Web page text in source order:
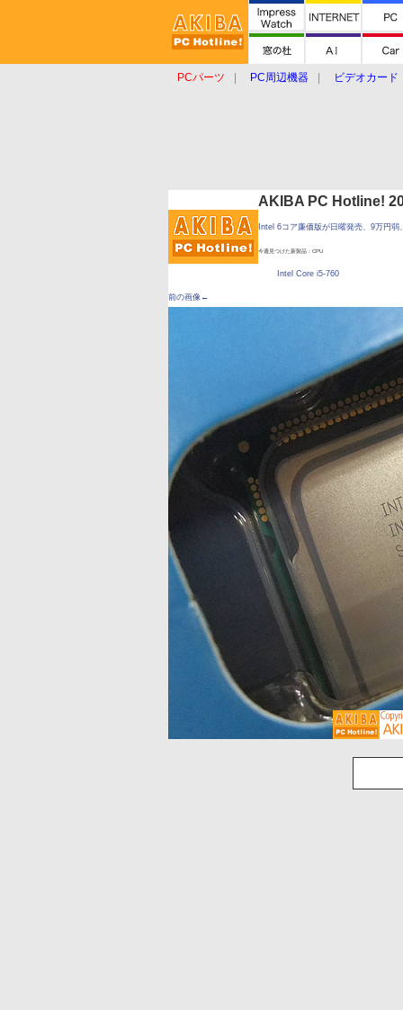
PCパーツ PC周辺機器
ビデオカード
AKIBA PC Hotline!
Intel 6コア廉価版が日曜発売、9万円
今週見つけた新製品：CPU
Intel Core i5-760
前の画像←